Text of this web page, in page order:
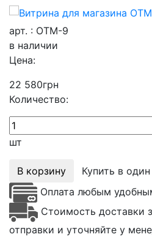
арт. : ОТМ-9
в наличии
Цена:
22 580грн
Количество:
шт
В корзину
Купить в
Оплата любым
Стоимость доставки
отправки и уточняйте у